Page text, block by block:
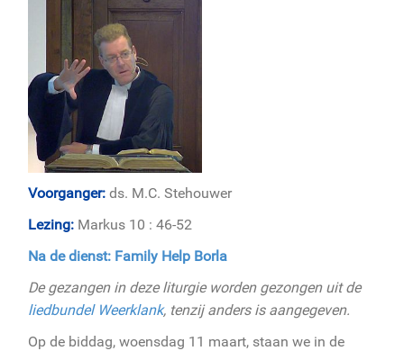
Voorganger: ds. M.C. Stehouwer
Lezing: Markus 10 : 46-52
Na de dienst: Family Help Borla
De gezangen in deze liturgie worden gezongen uit de
liedbundel Weerklank, tenzij anders is aangegeven.
Op de biddag, woensdag 11 maart, staan we in de